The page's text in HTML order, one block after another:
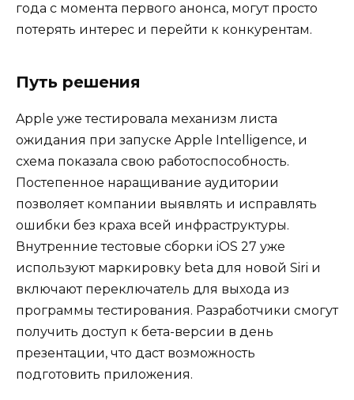
года с момента первого анонса, могут просто
потерять интерес и перейти к конкурентам.
Путь решения
Apple уже тестировала механизм листа
ожидания при запуске Apple Intelligence, и
схема показала свою работоспособность.
Постепенное наращивание аудитории
позволяет компании выявлять и исправлять
ошибки без краха всей инфраструктуры.
Внутренние тестовые сборки iOS 27 уже
используют маркировку beta для новой Siri и
включают переключатель для выхода из
программы тестирования. Разработчики смогут
получить доступ к бета-версии в день
презентации, что даст возможность
подготовить приложения.